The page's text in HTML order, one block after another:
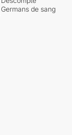
Germans de sang